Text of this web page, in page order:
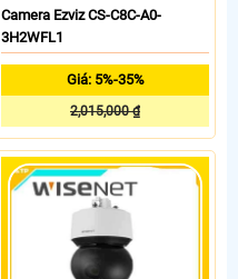
Camera Ezviz CS-C8C-A0-
3H2WFL1
Giá: 5%-35%
2,015,000 ₫